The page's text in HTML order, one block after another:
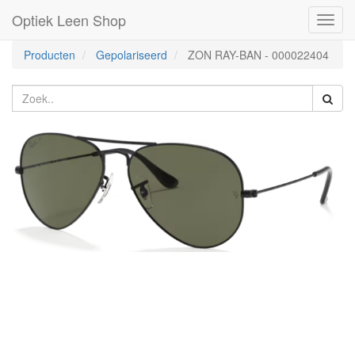
Optiek Leen Shop
Producten Gepolariseerd ZON RAY-BAN - 000022404